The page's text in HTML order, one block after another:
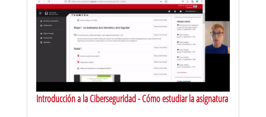
Introducción a la Ciberseguridad - Cómo estudiar la asignatura